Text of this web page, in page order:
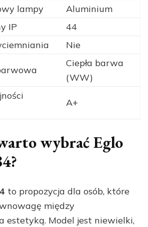
lampy
Aluminium
IP
44
Nie
Ciepła barwa
(WW)
A+
wybrać Eglo
to propozycja dla osób, które
między
estetyką. Model jest niewielki,